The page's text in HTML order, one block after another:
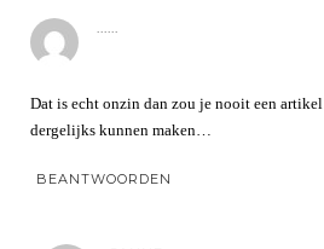
Dat is echt onzin dan zou je nooit een
dergelijks kunnen maken…
BEANTWOORDEN